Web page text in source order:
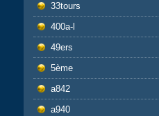
33tours
400a-l
49ers
5ème
a842
a940